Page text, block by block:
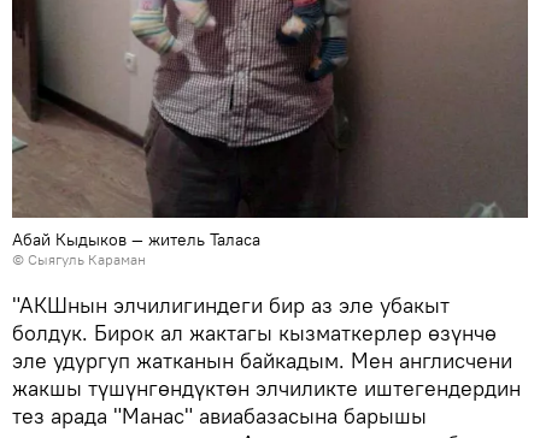
Абай Кыдыков — житель Таласа
© Сыягуль Караман
"АКШнын элчилигиндеги бир аз эле убакыт
болдук. Бирок ал жактагы кызматкерлер өзүнчө
эле удургуп жатканын байкадым. Мен англисчени
жакшы түшүнгөндүктөн элчиликте иштегендердин
тез арада "Манас" авиабазасына барышы